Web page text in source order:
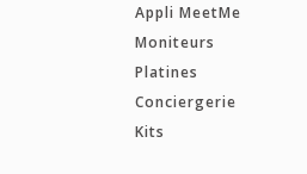
Appli MeetMe
Moniteurs
Platines
Conciergerie
Kits